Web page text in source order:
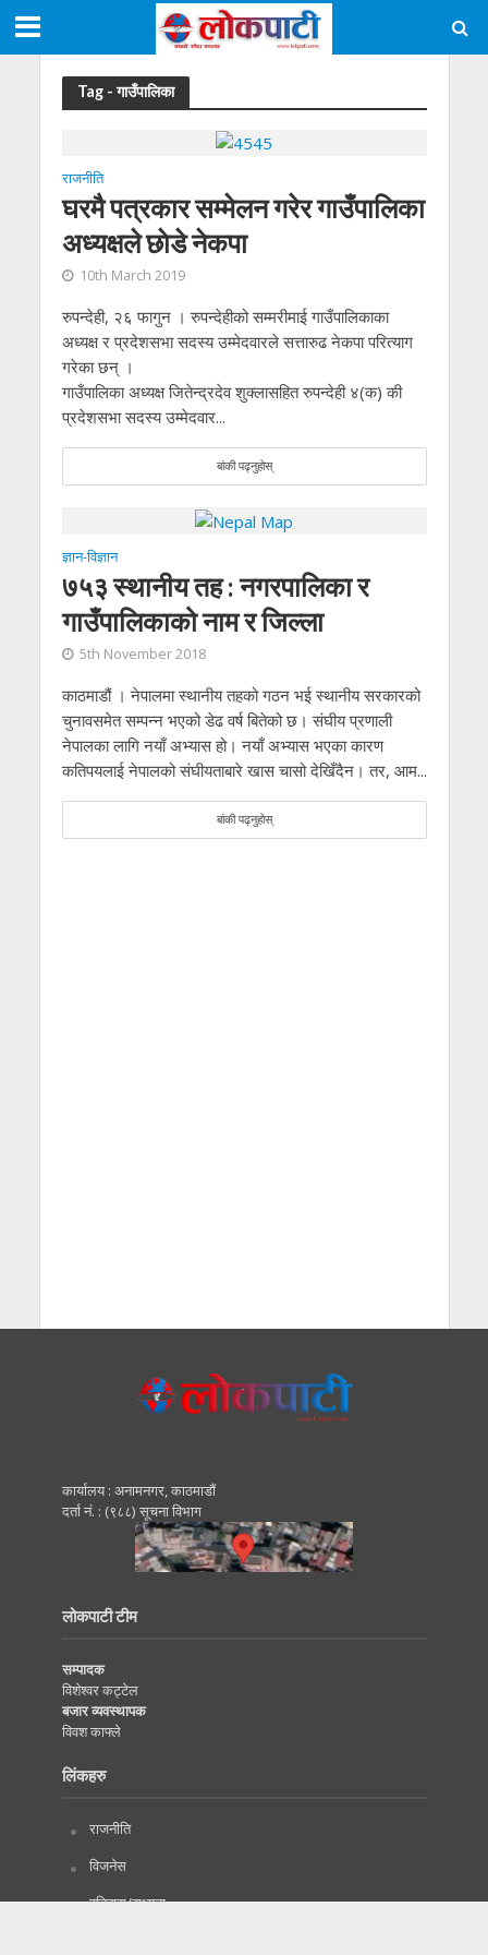
Tag - गाउँपालिका
राजनीति
घरमै पत्रकार सम्मेलन गरेर गाउँपालिका
अध्यक्षले छाेडे नेकपा
10th March 2019
रुपन्देही, २६ फागुन । रुपन्देहीको सम्मरीमाई गाउँपालिकाका
अध्यक्ष र प्रदेशसभा सदस्य उम्मेदवारले सत्तारुढ नेकपा परित्याग
गरेका छन् ।
गाउँपालिका अध्यक्ष जितेन्द्रदेव शुक्लासहित रुपन्देही ४(क) की
प्रदेशसभा सदस्य उम्मेदवार...
बांकी पढ्नुहोस्
ज्ञान-विज्ञान
७५३ स्थानीय तह : नगरपालिका र
गाउँपालिकाको नाम र जिल्ला
5th November 2018
काठमाडौं । नेपालमा स्थानीय तहको गठन भई स्थानीय सरकारको
चुनावसमेत सम्पन्न भएको डेढ वर्ष बितेको छ। संघीय प्रणाली
नेपालका लागि नयाँ अभ्यास हो। नयाँ अभ्यास भएका कारण
कतिपयलाई नेपालको संघीयताबारे खास चासो देखिँदैन। तर, आम...
बांकी पढ्नुहोस्
कार्यालय : अनामनगर, काठमाडाैं
दर्ता नं. : (९८८) सूचना विभाग
लोकपाटी टीम
सम्पादक
विशेश्वर कट्टेल
बजार व्यवस्थापक
विवश काफ्ले
लिंकहरु
राजनीति
विजनेस
इतिहास/सभ्यता